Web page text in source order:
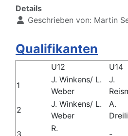
Details
Geschrieben von: Martin
Qualifikanten
U12 U14
1
J. Winkens/ L.
Weber
J.
2
J. Winkens/ L.
Weber
A.
3
R.
-